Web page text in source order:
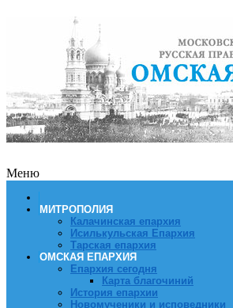
Меню
МИТРОПОЛИЯ
Калачинская епархия
Исилькульская Епархия
Тарская епархия
ОМСКАЯ ЕПАРХИЯ
Епархия сегодня
Карта благочиний
История епархии
Новомученики и исповедники